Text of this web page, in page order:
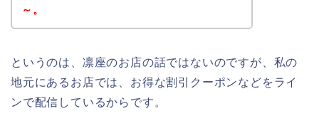
～。
というのは、凛座のお店の話ではないのですが、私の
地元にあるお店では、お得な割引クーポンなどをライ
ンで配信しているからです。